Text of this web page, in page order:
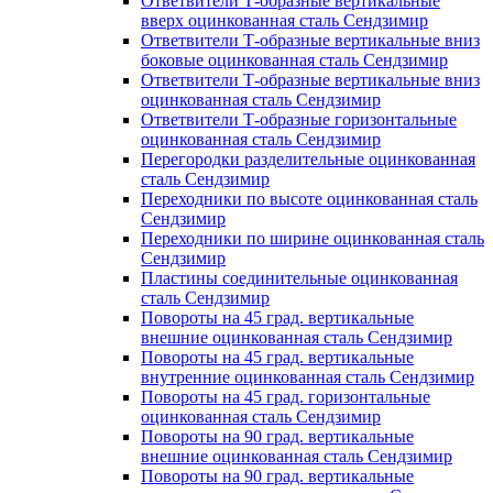
вверх оцинкованная сталь Сендзимир
Ответвители Т-образные вертикальные вниз
боковые оцинкованная сталь Сендзимир
Ответвители Т-образные вертикальные вниз
оцинкованная сталь Сендзимир
Ответвители Т-образные горизонтальные
оцинкованная сталь Сендзимир
Перегородки разделительные оцинкованная
сталь Сендзимир
Переходники по высоте оцинкованная сталь
Сендзимир
Переходники по ширине оцинкованная сталь
Сендзимир
Пластины соединительные оцинкованная
сталь Сендзимир
Повороты на 45 град. вертикальные
внешние оцинкованная сталь Сендзимир
Повороты на 45 град. вертикальные
внутренние оцинкованная сталь Сендзимир
Повороты на 45 град. горизонтальные
оцинкованная сталь Сендзимир
Повороты на 90 град. вертикальные
внешние оцинкованная сталь Сендзимир
Повороты на 90 град. вертикальные